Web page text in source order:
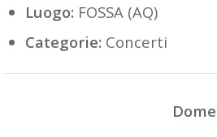
Luogo: FOSSA (AQ)
Categorie: Concerti